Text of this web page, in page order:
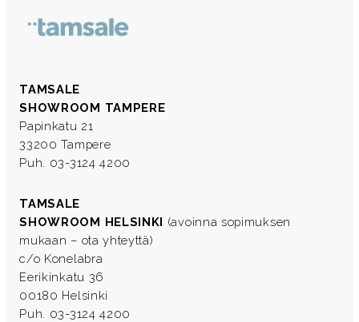
TAMSALE
SHOWROOM TAMPERE
Papinkatu 21
33200 Tampere
Puh. 03-3124 4200
TAMSALE
SHOWROOM HELSINKI (avoinna sopimuksen
mukaan – ota yhteyttä)
c/o Konelabra
Eerikinkatu 36
00180 Helsinki
Puh. 03-3124 4200